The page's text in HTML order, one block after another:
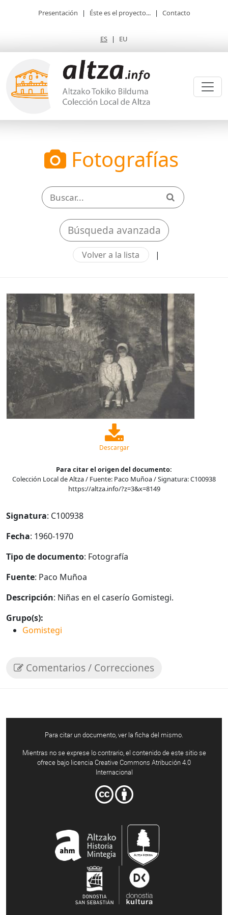
Presentación | Éste es el proyecto... | Contacto
ES | EU
Fotografías
Búsqueda avanzada
Volver a la lista |
Descargar
Para citar el origen del documento:
Colección Local de Altza / Fuente: Paco Muñoa / Signatura: C100938
https://altza.info/?z=3&x=8149
Signatura: C100938
Fecha: 1960-1970
Tipo de documento: Fotografía
Fuente: Paco Muñoa
Descripción: Niñas en el caserío Gomistegi.
Grupo(s):
Gomistegi
Comentarios / Correcciones
Para citar un documento, ver la ficha del mismo.
Mientras no se exprese lo contrario, el contenido de este sitio se
ofrece bajo licencia Creative Commons Atribución 4.0
Internacional